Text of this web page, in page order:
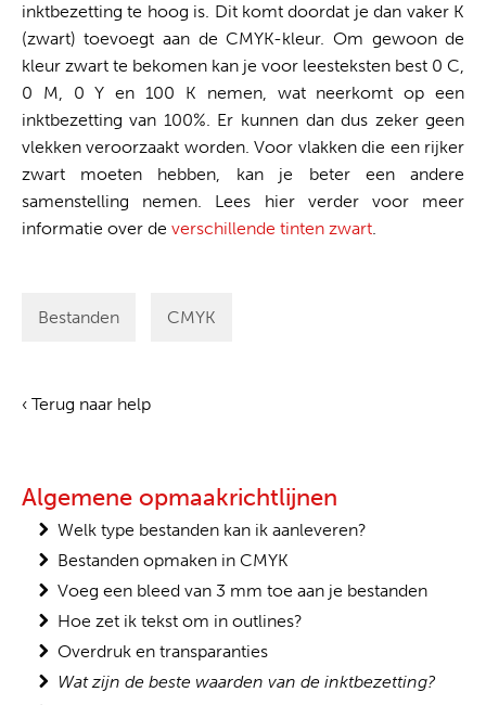
inktbezetting te hoog is. Dit komt doordat je dan vaker K
(zwart) toevoegt aan de CMYK-kleur. Om gewoon de
kleur zwart te bekomen kan je voor leesteksten best 0 C,
0 M, 0 Y en 100 K nemen, wat neerkomt op een
inktbezetting van 100%. Er kunnen dan dus zeker geen
vlekken veroorzaakt worden. Voor vlakken die een rijker
zwart moeten hebben, kan je beter een andere
samenstelling nemen. Lees hier verder voor meer
informatie over de verschillende tinten zwart.
Bestanden CMYK
‹ Terug naar help
Algemene opmaakrichtlijnen
Welk type bestanden kan ik aanleveren?
Bestanden opmaken in CMYK
Voeg een bleed van 3 mm toe aan je bestanden
Hoe zet ik tekst om in outlines?
Overdruk en transparanties
Wat zijn de beste waarden van de inktbezetting?